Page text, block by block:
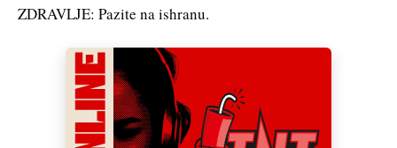
ZDRAVLJE: Pazite na ishranu.